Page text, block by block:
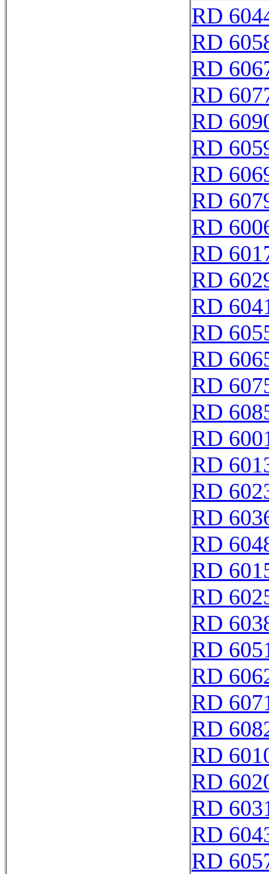
RD
RD
RD
RD
RD
RD
RD
RD
RD
RD
RD
RD
RD
RD
RD
RD
RD
RD
RD
RD
RD
RD
RD
RD
RD
RD
RD
RD
RD
RD
RD
RD
RD